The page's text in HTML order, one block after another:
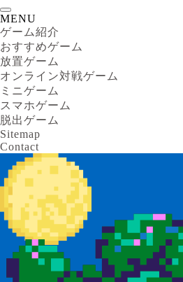
MENU
ゲーム紹介
おすすめゲーム
放置ゲーム
オンライン対戦ゲーム
ミニゲーム
スマホゲーム
脱出ゲーム
Sitemap
Contact